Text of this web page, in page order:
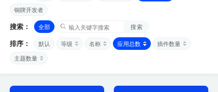
铜牌开发者
搜索： 全部 搜索
排序： 默认 等级 名称 应用总数
插件数量
主题数量